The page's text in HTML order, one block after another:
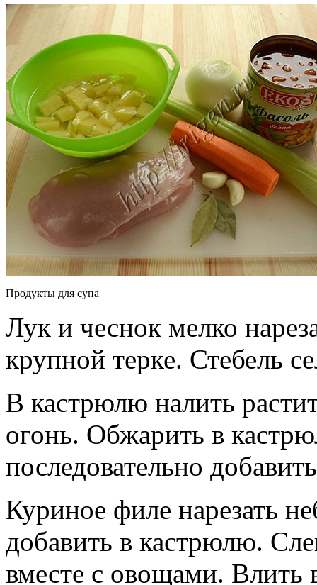
Продукты для супа
Лук и чеснок мелко
крупной терке. Стебель
В кастрюлю налить
огонь. Обжарить в
последовательно
Куриное филе нарезать
добавить в кастрюлю.
вместе с овощами. Влить